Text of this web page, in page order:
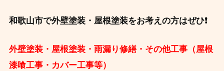
和歌山市で外壁塗装・屋根塗装をお考えの方はぜひ❗
外壁塗装・屋根塗装・雨漏り修繕・その他工事（屋根
漆喰工事・カバー工事等）